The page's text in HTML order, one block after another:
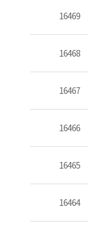
16469
16468
16467
16466
16465
16464